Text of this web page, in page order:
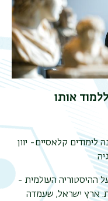
אותו
לימודים קלאסיים- יוון
ההיסטוריה העולמית -
ארץ ישראל, שעמדה